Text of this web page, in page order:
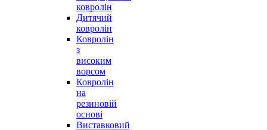
ковролін
Дитячий
ковролін
Ковролін
з
високим
ворсом
Ковролін
на
резиновій
основі
Виставковий